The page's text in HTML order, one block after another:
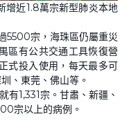
增近1.8萬宗新型肺炎本地
5500宗，海珠區仍屬重災
區有公共交通工具恢復營
式投入使用，每天最多可
、東莞、佛山等。
1,331宗。甘肅、新疆、
宗以上的病例。